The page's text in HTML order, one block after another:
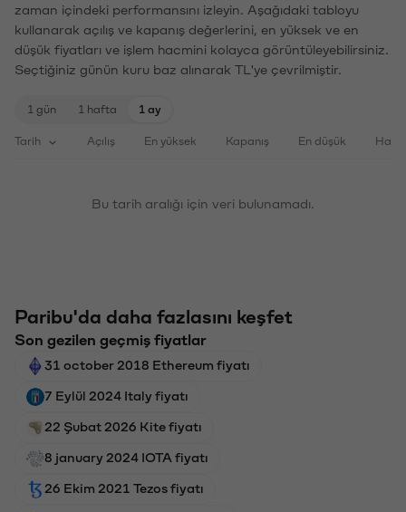
zaman içindeki performansını izleyin. Aşağıdaki tabloyu
kullanarak açılış ve kapanış değerlerini, en yüksek ve en
düşük fiyatları ve işlem hacmini kolayca görüntüleyebilirsiniz.
Seçtiğiniz günün kuru baz alınarak TL'ye çevrilmiştir.
1 gün 1 hafta 1 ay
Tarih Açılış En yüksek Kapanış En düşük
Bu tarih aralığı için veri bulunamadı.
Paribu'da daha fazlasını keşfet
Son gezilen geçmiş fiyatlar
31 october 2018 Ethereum fiyatı
7 Eylül 2024 Italy fiyatı
22 Şubat 2026 Kite fiyatı
8 january 2024 IOTA fiyatı
26 Ekim 2021 Tezos fiyatı